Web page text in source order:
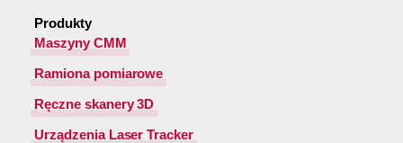
Produkty
Maszyny CMM
Ramiona pomiarowe
Ręczne skanery 3D
Urządzenia Laser Tracker